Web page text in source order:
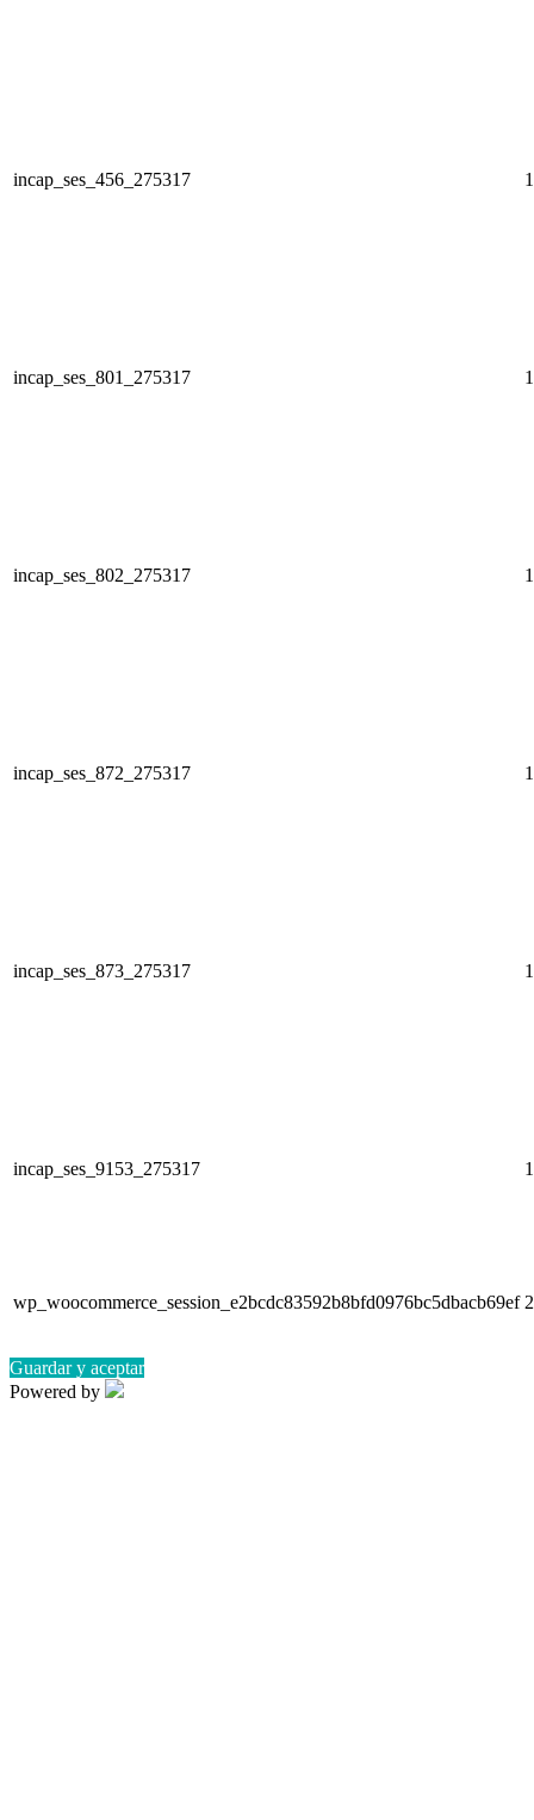
incap_ses_456_275317
incap_ses_801_275317
incap_ses_802_275317
incap_ses_872_275317
incap_ses_873_275317
incap_ses_9153_275317
wp_woocommerce_session_e2bcdc83592b8bfd0976bc5dbacb69ef
Guardar y aceptar
Powered by